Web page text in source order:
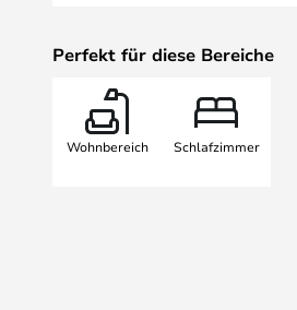
Perfekt für diese Bereiche
Wohnbereich Schlafzimmer